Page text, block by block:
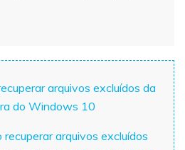
arquivos excluídos da
do Windows 10
recuperar arquivos excluídos